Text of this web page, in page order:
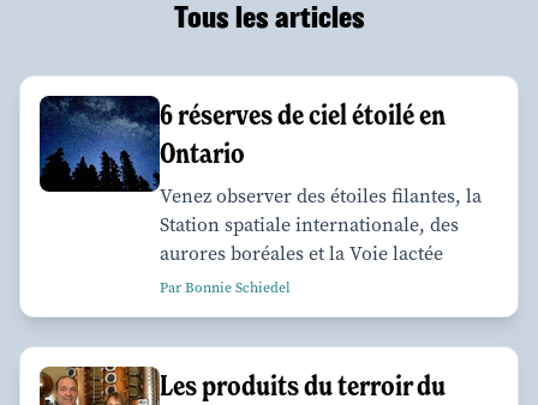
Tous les articles
6 réserves de ciel étoilé en
Ontario
Venez observer des étoiles filantes, la
Station spatiale internationale, des
aurores boréales et la Voie lactée
Par Bonnie Schiedel
Les produits du terroir du